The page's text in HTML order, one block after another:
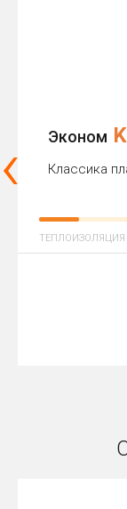
Эконом
Классика
ТЕПЛОИЗОЛЯЦИЯ
‹